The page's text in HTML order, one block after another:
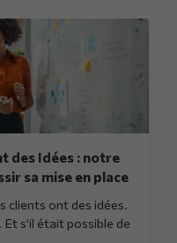
des Idées : notre
sa mise en place
clients ont des idées.
s’il était possible de